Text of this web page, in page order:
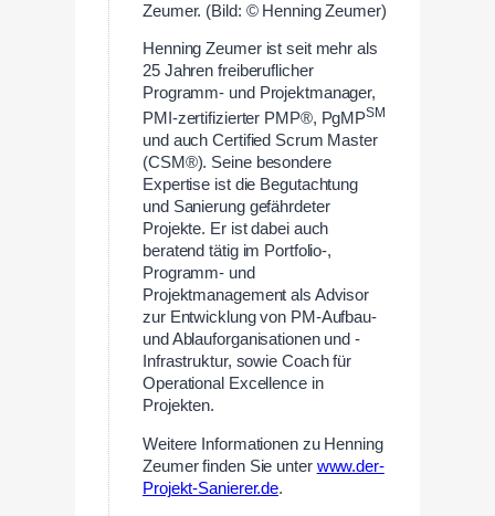
Zeumer. (Bild: © Henning Zeumer)
Henning Zeumer ist seit mehr als
25 Jahren freiberuflicher
Programm- und Projektmanager,
PMI-zertifizierter PMP®, PgMPSM
und auch Certified Scrum Master
(CSM®). Seine besondere
Expertise ist die Begutachtung
und Sanierung gefährdeter
Projekte. Er ist dabei auch
beratend tätig im Portfolio-,
Programm- und
Projektmanagement als Advisor
zur Entwicklung von PM-Aufbau-
und Ablauforganisationen und -
Infrastruktur, sowie Coach für
Operational Excellence in
Projekten.
Weitere Informationen zu Henning
Zeumer finden Sie unter www.der-
Projekt-Sanierer.de.